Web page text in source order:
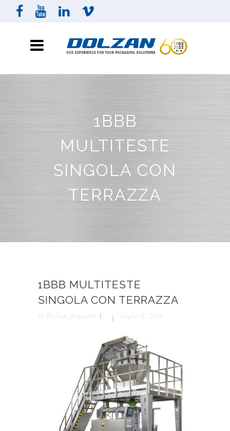
1BBB
MULTITESTE
SINGOLA CON
TERRAZZA
1BBB MULTITESTE
SINGOLA CON TERRAZZA
by Dolzan_Impianti Luglio 8, 2024